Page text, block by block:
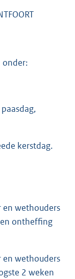
onder:
kerstdag.
en wethouders
ontheffing
en wethouders
2 weken